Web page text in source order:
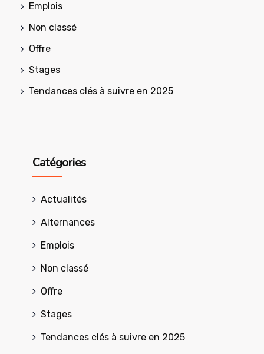
Emplois
Non classé
Offre
Stages
Tendances clés à suivre en 2025
Catégories
Actualités
Alternances
Emplois
Non classé
Offre
Stages
Tendances clés à suivre en 2025